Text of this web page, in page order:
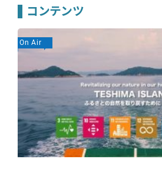
コンテンツ
On Air